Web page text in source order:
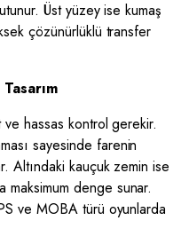
Üst yüzey ise kumaş
çözünürlüklü transfer
ve hassas kontrol gerekir.
sayesinde farenin
Altındaki kauçuk zemin ise
maksimum denge sunar.
ve MOBA türü oyunlarda